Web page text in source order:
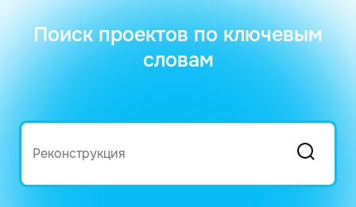
Поиск проектов по ключевым
словам